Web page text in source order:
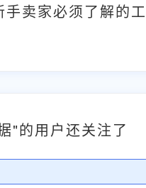
卖家必须了解的
"的用户还关注了